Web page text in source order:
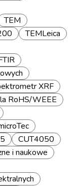
TEM
TEMLeica
XRF
RoHS/WEEE
CUT4050
i naukowe